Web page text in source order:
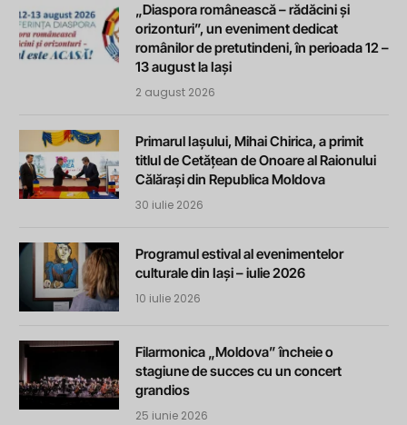
„Diaspora românească – rădăcini și
orizonturi”, un eveniment dedicat
românilor de pretutindeni, în perioada 12 –
13 august la Iași
2 august 2026
Primarul Iașului, Mihai Chirica, a primit
titlul de Cetățean de Onoare al Raionului
Călărași din Republica Moldova
30 iulie 2026
Programul estival al evenimentelor
culturale din Iași – iulie 2026
10 iulie 2026
Filarmonica „Moldova” încheie o
stagiune de succes cu un concert
grandios
25 iunie 2026